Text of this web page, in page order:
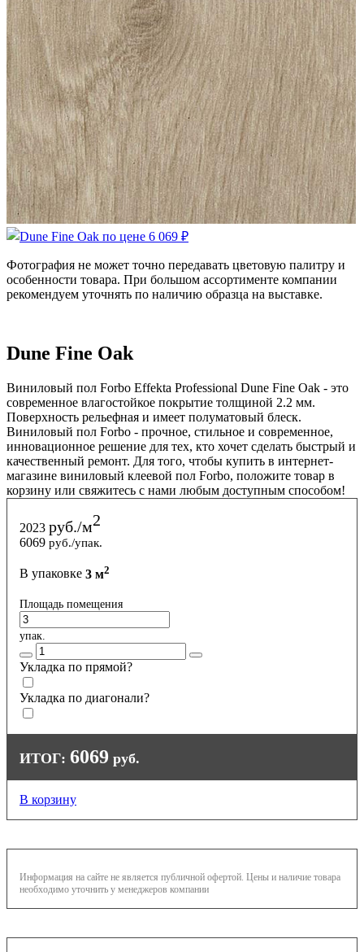
Фотография не может точно передавать цветовую палитру и
особенности товара. При большом ассортименте компании
рекомендуем уточнять по наличию образца на выставке.
Dune Fine Oak
Виниловый пол Forbo Effekta Professional Dune Fine Oak - это
современное влагостойкое покрытие толщиной 2.2 мм.
Поверхность рельефная и имеет полуматовый блеск.
Виниловый пол Forbo - прочное, стильное и современное,
инновационное решение для тех, кто хочет сделать быстрый и
качественный ремонт. Для того, чтобы купить в интернет-
магазине виниловый клеевой пол Forbo, положите товар в
корзину или свяжитесь с нами любым доступным способом!
2023 руб./м2
6069 руб./упак.
В упаковке 3 м2
Площадь помещения
упак.
Укладка по прямой?
Укладка по диагонали?
ИТОГ: 6069 руб.
В корзину
Информация на сайте не является публичной офертой. Цены и наличие товара
необходимо уточнить у менеджеров компании